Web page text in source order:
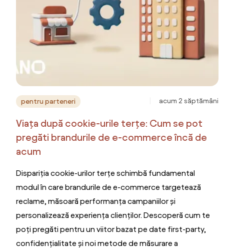
acum 2 săptămâni
pentru parteneri
Viața după cookie-urile terțe: Cum se pot
pregăti brandurile de e-commerce încă de
acum
Dispariția cookie-urilor terțe schimbă fundamental
modul în care brandurile de e-commerce targetează
reclame, măsoară performanța campaniilor și
personalizează experiența clienților. Descoperă cum te
poți pregăti pentru un viitor bazat pe date first-party,
confidențialitate și noi metode de măsurare a